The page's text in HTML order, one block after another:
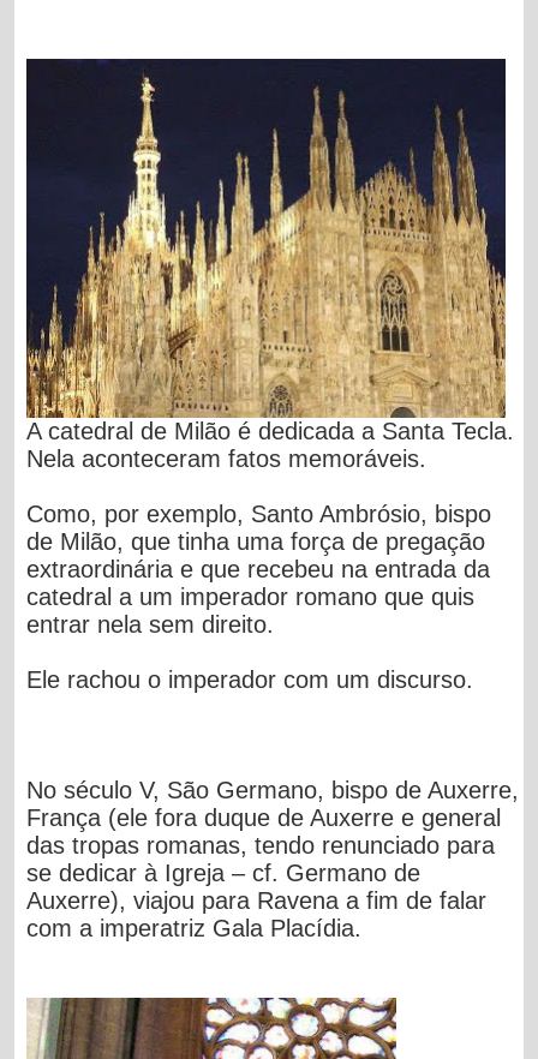
A catedral de Milão é dedicada a Santa Tecla.
Nela aconteceram fatos memoráveis.
Como, por exemplo, Santo Ambrósio, bispo
de Milão, que tinha uma força de pregação
extraordinária e que recebeu na entrada da
catedral a um imperador romano que quis
entrar nela sem direito.
Ele rachou o imperador com um discurso.
No século V, São Germano, bispo de Auxerre,
França (ele fora duque de Auxerre e general
das tropas romanas, tendo renunciado para
se dedicar à Igreja – cf. Germano de
Auxerre), viajou para Ravena a fim de falar
com a imperatriz Gala Placídia.